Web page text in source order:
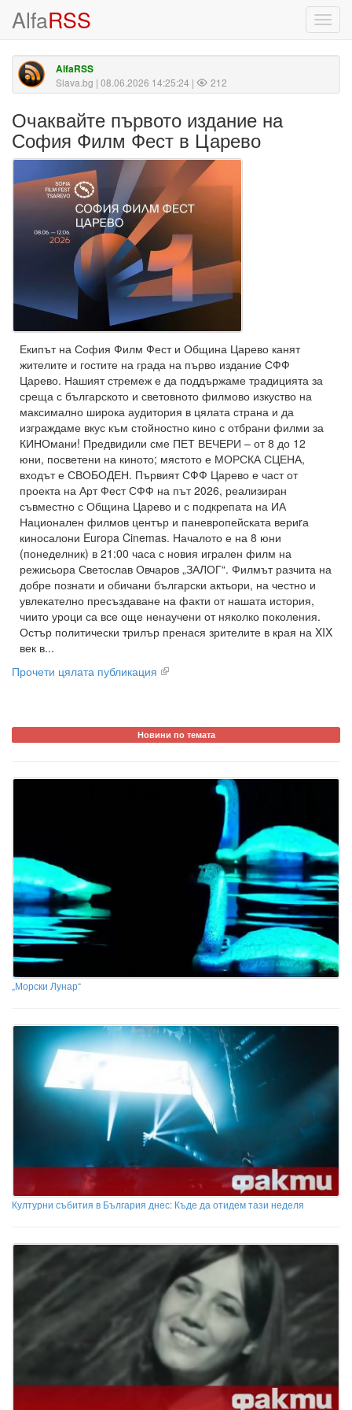
AlfaRSS
AlfaRSS
Slava.bg | 08.06.2026 14:25:24 | 212
Очаквайте първото издание на
София Филм Фест в Царево
Екипът на София Филм Фест и Община Царево канят
жителите и гостите на града на първо издание СФФ
Царево. Нашият стремеж е да поддържаме традицията за
среща с българското и световното филмово изкуство на
максимално широка аудитория в цялата страна и да
изграждаме вкус към стойностно кино с отбрани филми за
КИНОмани! Предвидили сме ПЕТ ВЕЧЕРИ – от 8 до 12
юни, посветени на киното; мястото е МОРСКА СЦЕНА,
входът е СВОБОДЕН. Първият СФФ Царево е част от
проекта на Арт Фест СФФ на път 2026, реализиран
съвместно с Община Царево и с подкрепата на ИА
Национален филмов център и паневропейската вериrа
киносалони Europa Cinemas. Началото е на 8 юни
(понеделник) в 21:00 часа с новия игрален филм на
режисьора Светослав Овчаров „ЗАЛОГ“. Филмът разчита на
добре познати и обичани български актьори, на честно и
увлекателно пресъздаване на факти от нашата история,
чиито уроци са все още ненаучени от няколко поколения.
Остър политически трилър пренася зрителите в края на XIX
век в...
Прочети цялата публикация
Новини по темата
„Морски Лунар“
Културни събития в България днес: Къде да отидем тази неделя